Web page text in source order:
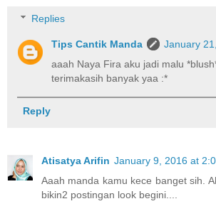
Replies
Tips Cantik Manda
January
aaah Naya Fira aku jadi malu
terimakasih banyak yaa :*
Reply
Atisatya Arifin January 9, 2016 at
Aaah manda kamu kece banget sih.
bikin2 postingan look begini....